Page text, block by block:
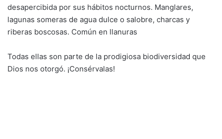
desapercibida por sus hábitos nocturnos. Manglares,
lagunas someras de agua dulce o salobre, charcas y
riberas boscosas. Común en llanuras
Todas ellas son parte de la prodigiosa biodiversidad que
Dios nos otorgó. ¡Consérvalas!